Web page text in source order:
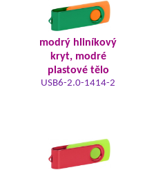
modrý hliníkový
kryt, modré
plastové tělo
USB6-2.0-1414-2